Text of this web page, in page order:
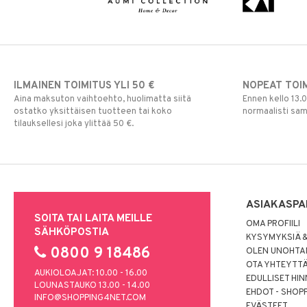
ILMAINEN TOIMITUS YLI 50 €
Aina maksuton vaihtoehto, huolimatta siitä
ostatko yksittäisen tuotteen tai koko
tilauksellesi joka ylittää 50 €.
NOPEAT
Ennen kello
normaalisti
SOITA TAI LAITA MEILLE
SÄHKÖPOSTIA
0800 9 18486
AUKIOLOAJAT: 10.00 - 16.00
LOUNASTAUKO 13.00 - 14.00
INFO@SHOPPING4NET.COM
OMA PROFIILI
KYSYMYKSIÄ
OLEN
OTA
EDULLISET
EHDOT -